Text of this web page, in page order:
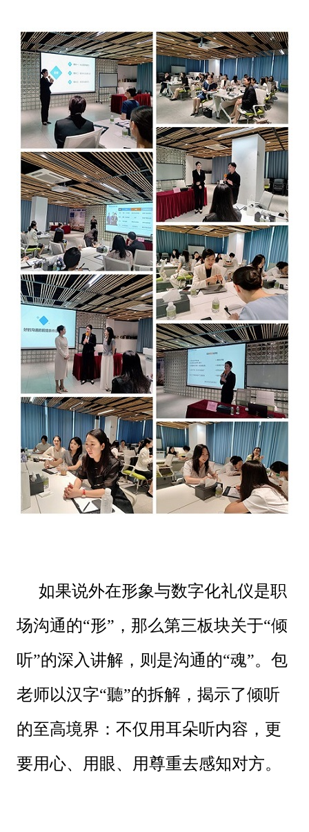
如果说外在形象与数字化礼仪是职
场沟通的“形”，那么第三板块关于“倾
听”的深入讲解，则是沟通的“魂”。包
老师以汉字“聽”的拆解，揭示了倾听
的至高境界：不仅用耳朵听内容，更
要用心、用眼、用尊重去感知对方。